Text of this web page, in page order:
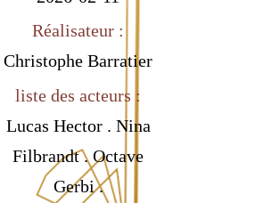
Réalisateur :
Christophe Barratier
liste des acteurs :
Lucas Hector . Nina
Filbrandt . Octave
Gerbi .